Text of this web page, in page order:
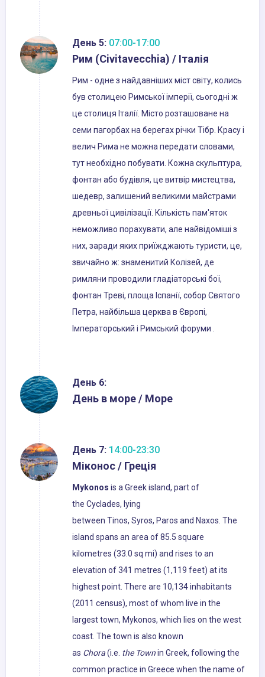
День 5: 07:00-17:00
Рим (Civitavecchia) / Італія
Рим - одне з найдавніших міст світу, колись
був столицею Римської імперії, сьогодні ж
це столиця Італії. Місто розташоване на
семи пагорбах на берегах річки Тібр. Красу і
велич Рима не можна передати словами,
тут необхідно побувати. Кожна скульптура,
фонтан або будівля, це витвір мистецтва,
шедевр, залишений великими майстрами
древньої цивілізації. Кількість пам'яток
неможливо порахувати, але найвідоміші з
них, заради яких приїжджають туристи, це,
звичайно ж: знаменитий Колізей, де
римляни проводили гладіаторські бої,
фонтан Треві, площа Іспанії, собор Святого
Петра, найбільша церква в Європі,
Імператорський і Римський форуми .
День 6:
День в море / Море
День 7: 14:00-23:30
Міконос / Греція
Mykonos is a Greek island, part of
the Cyclades, lying
between Tinos, Syros, Paros and Naxos. The
island spans an area of 85.5 square
kilometres (33.0 sq mi) and rises to an
elevation of 341 metres (1,119 feet) at its
highest point. There are 10,134 inhabitants
(2011 census), most of whom live in the
largest town, Mykonos, which lies on the west
coast. The town is also known
as Chora(i.e. the Townin Greek, following the
common practice in Greece when the name of